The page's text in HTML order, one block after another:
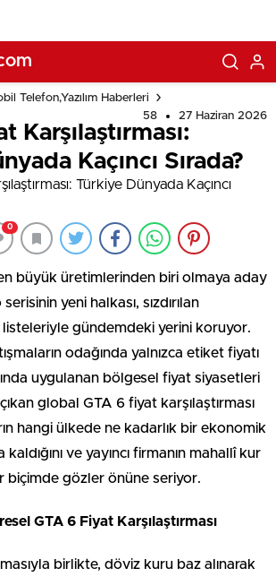
Telefon,Yazılım Haberleri
58
27 Haziran 2026
Karşılaştırması:
Kaçıncı Sırada?
0
en büyük üretimlerinden biri olmaya aday
yeni halkası, sızdırılan
listeleriyle gündemdeki yerini koruyor.
odağında yalnızca etiket fiyatı
uygulanan bölgesel fiyat siyasetleri
global GTA 6 fiyat karşılaştırması
hangi ülkede ne kadarlık bir ekonomik
kaldığını ve yayıncı firmanın mahallî kur
biçimde gözler önüne seriyor.
GTA 6 Fiyat Karşılaştırması
birlikte, döviz kuru baz alınarak